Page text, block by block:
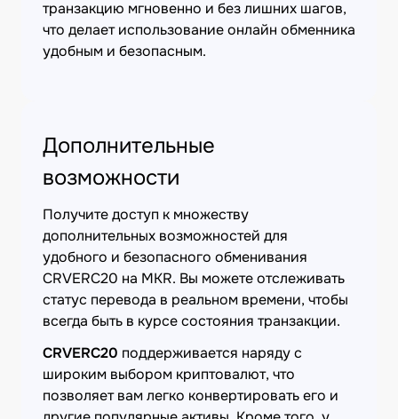
транзакцию мгновенно и без лишних шагов,
что делает использование онлайн обменника
удобным и безопасным.
Дополнительные
возможности
Получите доступ к множеству
дополнительных возможностей для
удобного и безопасного обменивания
CRVERC20 на MKR. Вы можете отслеживать
статус перевода в реальном времени, чтобы
всегда быть в курсе состояния транзакции.
CRVERC20 поддерживается наряду с
широким выбором криптовалют, что
позволяет вам легко конвертировать его и